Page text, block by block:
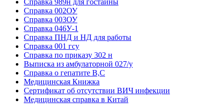
Справка 989н для гостайны
Справка 002ОУ
Справка 003ОУ
Справка 046У-1
Справка ПНД и НД для работы
Справка 001 гсу
Справка по приказу 302 н
Выписка из амбулаторной 027/у
Справка о гепатите B,C
Медицинская Книжка
Сертификат об отсутствии ВИЧ инфекции
Медицинская справка в Китай